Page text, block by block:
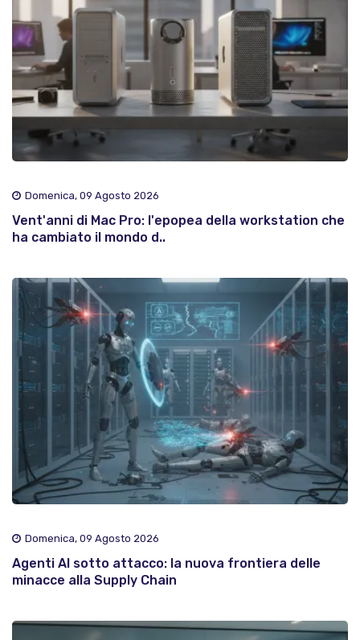
Domenica, 09 Agosto 2026
Vent'anni di Mac Pro: l'epopea della workstation che
ha cambiato il mondo d..
Domenica, 09 Agosto 2026
Agenti AI sotto attacco: la nuova frontiera delle
minacce alla Supply Chain